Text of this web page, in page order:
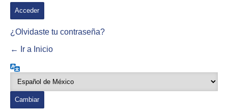
¿Olvidaste tu contraseña?
← Ir a Inicio